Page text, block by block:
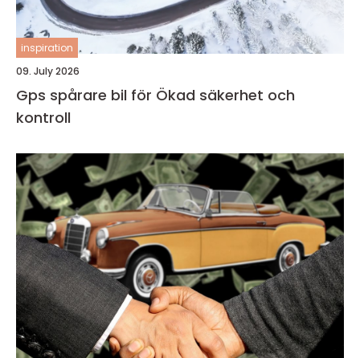
inspiration
09. July 2026
Gps spårare bil för Ökad säkerhet och
kontroll